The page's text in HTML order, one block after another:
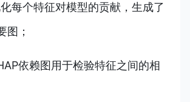
每个特征对模型的贡献，生成了
图；
依赖图用于检验特征之间的相